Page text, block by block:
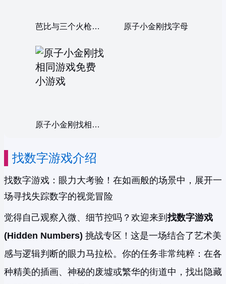
芭比与三个火枪手找数字 原子小金刚找字母
原子小金刚找相同游戏
找数字游戏介绍
找数字游戏：眼力大考验！在如画般的场景中，展开一
场寻找失踪数字的视觉冒险
觉得自己观察入微、细节控吗？欢迎来到找数字游戏
(Hidden Numbers) 挑战专区！这是一场结合了艺术美
感与逻辑判断的眼力马拉松。你的任务非常纯粹：在各
种精美的插画、神秘的废墟或繁华的街道中，找出隐藏